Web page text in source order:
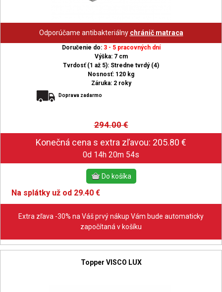
Odporúčame antibakteriálny chránič matraca
Doručenie do: 3 - 5 pracovných dní
Výška: 7 cm
Tvrdosť (1 až 5): Stredne tvrdý (4)
Nosnosť: 120 kg
Záruka: 2 roky
Doprava zadarmo
294.00€
0d 14h 20m 53s
Na splátky už od 29.40 €
Extra zľava -30% na Váš prvý nákup Vám bude automaticky
započítaná v košíku
Topper VISCO LUX